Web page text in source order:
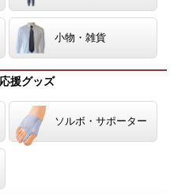
小物・雑貨
援グッズ
ソルボ・サポーター